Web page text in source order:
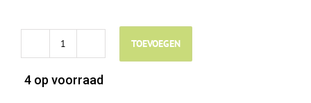
€4,35.
4 op voorraad
PROMO
Cookies
TOEVOEGEN